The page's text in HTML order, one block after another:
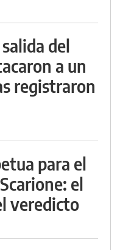
del
a un
registraron
para el
el
veredicto